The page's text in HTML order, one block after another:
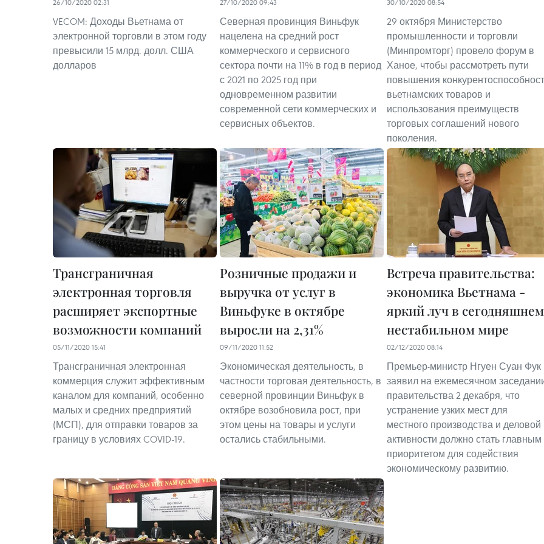
26/10/2020 02:31
VECOM: Доходы Вьетнама от
электронной торговли в этом году
превысили 15 млрд. долл. США
долларов
27/10/2020 09:43
Северная провинция Виньфук
нацелена на средний рост
коммерческого и сервисного
сектора почти на 11% в год в период
с 2021 по 2025 год при
одновременном развитии
современной сети коммерческих и
сервисных объектов.
30/10/2020 08:54
29 октября Министерство
промышленности и торговли
(Минпромторг) провело форум в
Ханое, чтобы рассмотреть пути
повышения
вьетнамских товаров и
использования преимуществ
торговых соглашений нового
поколения.
Трансграничная
электронная торговля
расширяет экспортные
возможности компаний
05/11/2020 15:41
Трансграничная электронная
коммерция служит эффективным
каналом для компаний, особенно
малых и средних предприятий
(МСП), для отправки товаров за
границу в условиях COVID-19.
Розничные продажи и
выручка от услуг в
Виньфуке в октябре
выросли на 2,31%
09/11/2020 11:52
Экономическая деятельность, в
частности торговая деятельность, в
северной провинции Виньфук в
октябре возобновила рост, при
этом цены на товары и услуги
остались стабильными.
Встреча правительства:
экономика Вьетнама -
яркий луч в сегодняшнем
нестабильном мире
02/12/2020 08:14
Премьер-министр Нгуен Суан Фук
заявил на ежемесячном
правительства 2 декабря, что
устранение узких мест для
местного производства и деловой
активности должно стать главным
приоритетом для содействия
экономическому развитию.